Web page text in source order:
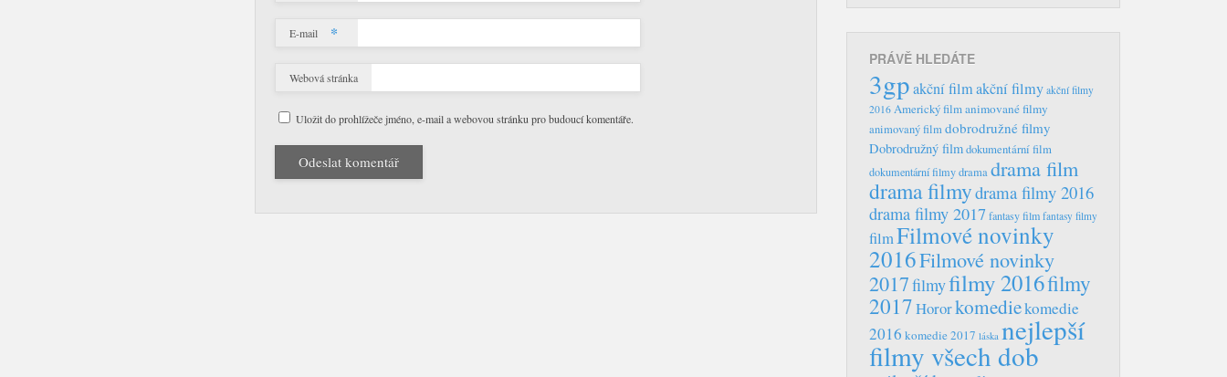
E-mail *
Webová stránka
Uložit do prohlížeče jméno, e-mail a webovou stránku pro budoucí komentáře.
PRÁVĚ HLEDÁTE
3gpakční filmakční filmy akční filmy
2016 Americký filmanimované filmy
animovaný filmdobrodružné filmy
Dobrodružný filmdokumentární film
dokumentární filmydramadrama film
drama filmydrama filmy 2016
drama filmy 2017fantasy film fantasy filmy
filmFilmové novinky
2016Filmové novinky
2017filmyfilmy 2016filmy
2017Hororkomediekomedie
2016 komedie 2017 láska nejlepší
filmy všech dob